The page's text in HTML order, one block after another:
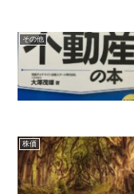
その他
株価